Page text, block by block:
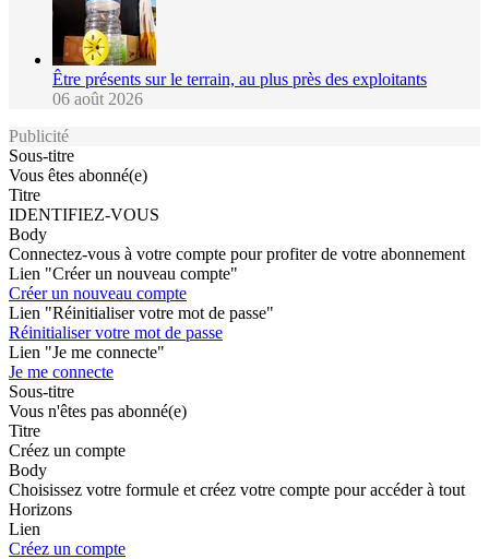
Être présents sur le terrain, au plus près des exploitants
06 août 2026
Publicité
Sous-titre
Vous êtes abonné(e)
Titre
IDENTIFIEZ-VOUS
Body
Connectez-vous à votre compte pour profiter de votre abonnement
Lien "Créer un nouveau compte"
Créer un nouveau compte
Lien "Réinitialiser votre mot de passe"
Réinitialiser votre mot de passe
Lien "Je me connecte"
Je me connecte
Sous-titre
Vous n'êtes pas abonné(e)
Titre
Créez un compte
Body
Choisissez votre formule et créez votre compte pour accéder à tout
Horizons
Lien
Créez un compte